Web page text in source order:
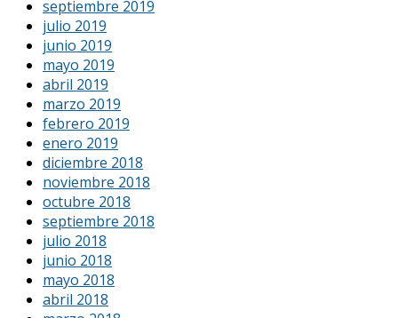
septiembre 2019
julio 2019
junio 2019
mayo 2019
abril 2019
marzo 2019
febrero 2019
enero 2019
diciembre 2018
noviembre 2018
octubre 2018
septiembre 2018
julio 2018
junio 2018
mayo 2018
abril 2018